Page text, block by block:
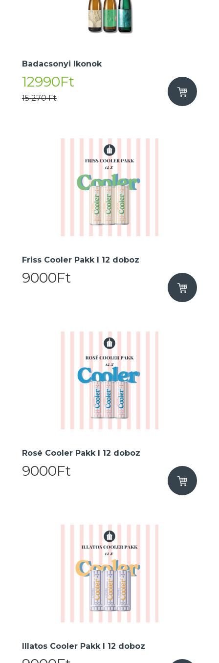
Badacsonyi Ikonok
12990Ft
15 270 Ft
Friss Cooler Pakk I 12 doboz
9000Ft
Rosé Cooler Pakk I 12 doboz
9000Ft
Illatos Cooler Pakk I 12 doboz